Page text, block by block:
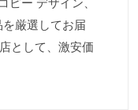
厳選してお届
として、激安価